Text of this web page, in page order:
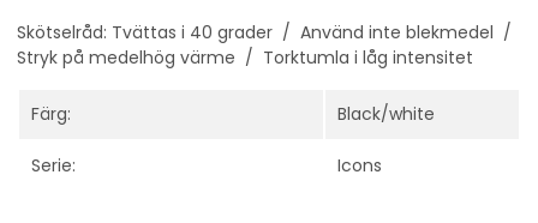
Skötselråd: Tvättas i 40 grader / Använd inte blekmedel /
Stryk på medelhög värme / Torktumla i låg intensitet
Färg: Black/white
Serie: Icons